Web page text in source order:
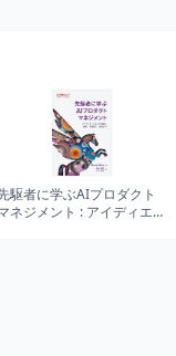
駆者に学ぶAIプロダクト
ネジメント : アイディエー